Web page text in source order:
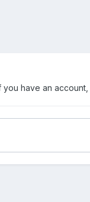
have an account,